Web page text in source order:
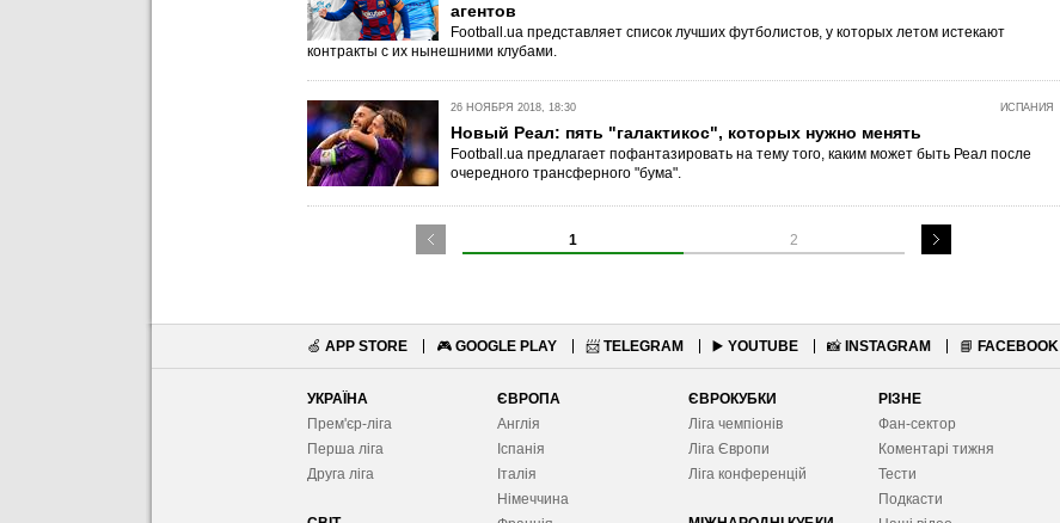
агентов
Football.ua представляет список лучших футболистов, у которых летом истекают
контракты с их нынешними клубами.
ИСПАНИЯ
26 НОЯБРЯ 2018, 18:30
Новый Реал: пять "галактикос", которых нужно менять
Football.ua предлагает пофантазировать на тему того, каким может быть Реал после
очередного трансферного "бума".
1 2
🍏 APP STORE 🎮 GOOGLE PLAY 📨 TELEGRAM ▶️ YOUTUBE 📸 INSTAGRAM 📘 FACEBOOK
УКРАЇНА
Прем'єр-ліга
Перша ліга
Друга ліга
ЄВРОПА
Англія
Іспанія
Італія
Німеччина
ЄВРОКУБКИ
Ліга чемпіонів
Ліга Європи
Ліга конференцій
РІЗНЕ
Фан-сектор
Коментарі тижня
Тести
Подкасти